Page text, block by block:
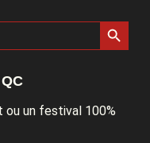
Search Button
ou un festival 100%